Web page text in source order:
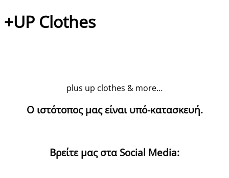
+UP Clothes
plus up clothes & more…
Ο ιστότοπος μας είναι υπό-κατασκευή.
Βρείτε μας στα Social Media: